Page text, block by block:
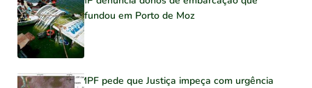
afundou em Porto de Moz
MPF pede que Justiça impeça com urgência